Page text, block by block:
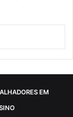
EM